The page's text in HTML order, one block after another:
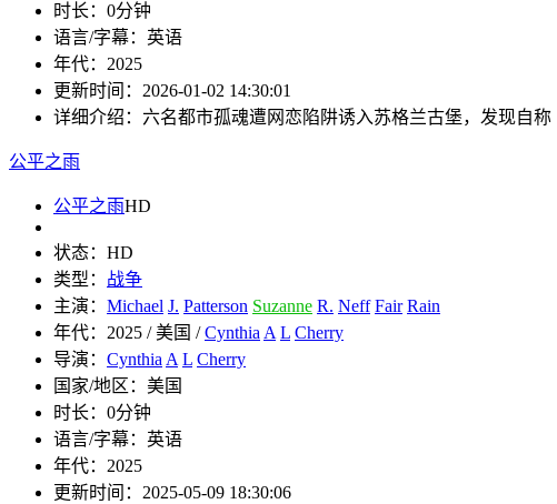
时长： 0分钟
语言/字幕： 英语
年代： 2025
更新时间： 2026-01-02 14:30:01
详细介绍： 六名都市孤魂遭网恋陷阱诱入苏格兰古堡，发现自
公平之雨
公平之雨HD
状态： HD
类型： 战争
主演： Michael J. Patterson Suzanne R. Neff Fair Rain
年代： 2025 / 美国 /CynthiaA L Cherry
导演： CynthiaA L Cherry
国家/地区： 美国
时长： 0分钟
语言/字幕： 英语
年代： 2025
更新时间： 2025-05-09 18:30:06